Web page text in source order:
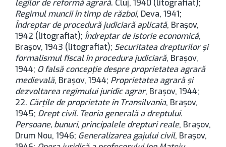
legilor de reformă agrară. Cluj, 1940 (litografiat);
Regimul muncii în timp de război, Deva, 1941;
Îndreptar de procedură judiciară aplicată, Brașov,
1942 (litografiat); Îndreptar de istorie economică,
Brașov, 1943 (litografiat); Securitatea drepturilor și
formalismul fiscal în procedura judiciară, Brașov,
1944; O falsă concepție despre proprietatea agrară
medievală, Brașov, 1944; Proprietatea agrară și
dezvoltarea regimului juridic agrar, Brașov, 1944;
22. Cărțile de proprietate în Transilvania, Brașov,
1945; Drept civil. Teoria generală a dreptului.
Persoane, bunuri, principalele drepturi reale, Brașov,
Drum Nou, 1946; Generalizarea gajului civil, Brașov,